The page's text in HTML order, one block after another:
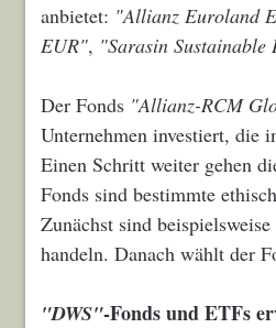
anbietet: "Allianz Euroland
EUR", "Sarasin Sustainable
Der Fonds "Allianz-RCM
Unternehmen investiert, die
Einen Schritt weiter gehen
Fonds sind bestimmte
Zunächst sind
handeln. Danach wählt der
"DWS"-Fonds und ETFs